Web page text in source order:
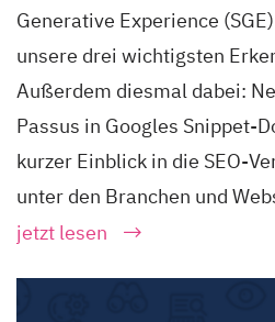
Generative Experience
unsere drei wichtigsten
Außerdem diesmal dabei:
Passus in Googles Snippet-
kurzer Einblick in die SEO-
unter den Branchen und
jetzt lesen